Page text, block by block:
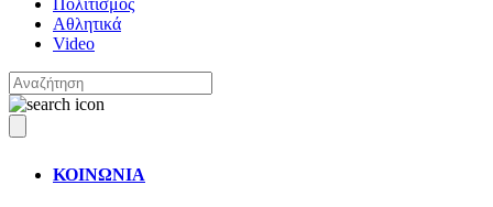
Πολιτισμός
Αθλητικά
Video
ΚΟΙΝΩΝΙΑ